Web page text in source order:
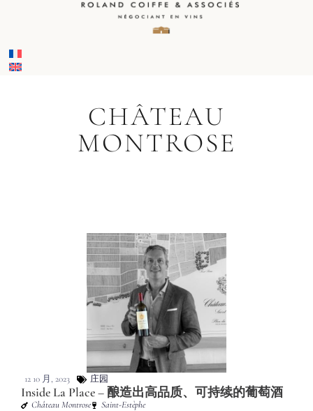
CHÂTEAU
MONTROSE
12 10 月, 2023 庄园
Inside La Place – 酿造出高品质、可持续的葡萄酒
Château Montrose
Saint-Estèphe